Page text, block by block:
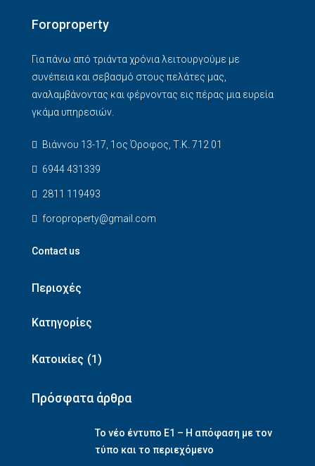
Foroproperty
Για πάνω από τριάντα χρόνια λειτουργούμε με
συνέπεια και σεβασμό στους πελάτες μας,
αναλαμβάνοντας και φέρνοντας εις πέρας μια ευρεία
γκάμα υπηρεσιών.
Βιάννου 13-17, 1ος Όροφος, Τ.Κ. 712 01
6944 431339
2811 119493
foroproperty@gmail.com
Contact us
Περιοχές
Κατηγορίες
Κατοικίες (1)
Πρόσφατα άρθρα
Το νέο έντυπο Ε1 – Η απόφαση με τον
τύπο και το περιεχόμενο